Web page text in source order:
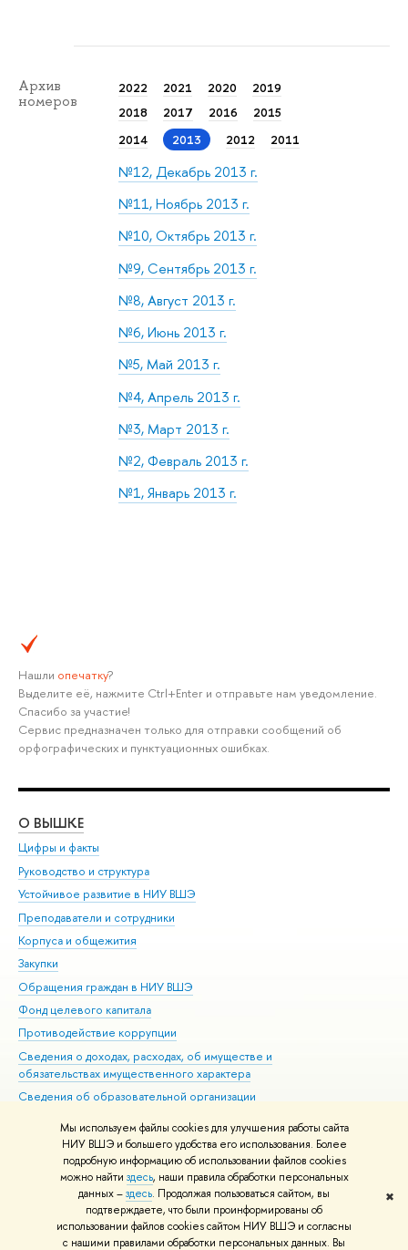
Мы используем файлы cookies для улучшения работы сайта
НИУ ВШЭ и большего удобства его использования. Более
подробную информацию об использовании файлов cookies
можно найти здесь, наши правила обработки персональных
данных –здесь. Продолжая пользоваться сайтом, вы
подтверждаете, что были проинформированы об
использовании файлов cookies сайтом НИУ ВШЭ и согласны
с нашими правилами обработки персональных данных. Вы
✖
Архив
номеров
2022 2021 2020
2019
2018
2017 2016
2015
2014
2013 2012 2011
№12, Декабрь 2013 г.
№11, Ноябрь 2013 г.
№10, Октябрь 2013 г.
№9, Сентябрь 2013 г.
№8, Август 2013 г.
№6, Июнь 2013 г.
№5, Май 2013 г.
№4, Апрель 2013 г.
№3, Март 2013 г.
№2, Февраль 2013 г.
№1, Январь 2013 г.
Нашли опечатку?
Выделите её, нажмите Ctrl+Enter и отправьте нам уведомление.
Спасибо за участие!
Сервис предназначен только для отправки сообщений об
орфографических и пунктуационных ошибках.
О ВЫШКЕ
Цифры и факты
Руководство и структура
Устойчивое развитие в НИУ ВШЭ
Преподаватели и сотрудники
Корпуса и общежития
Закупки
Обращения граждан в НИУ ВШЭ
Фонд целевого капитала
Противодействие коррупции
Сведения о доходах, расходах, об имуществе и
обязательствах имущественного характера
Сведения об образовательной организации
Людям с ограниченными возможностями здоровья
Единая платежная страница
Работа в Вышке
© НИУ ВШЭ 1993–2026 Адреса и контакты Условия использования
материалов Политика конфиденциальности Карта сайта